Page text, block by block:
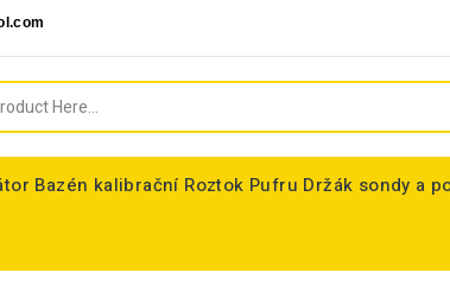
Bazén kalibrační Roztok Pufru Držák sondy a